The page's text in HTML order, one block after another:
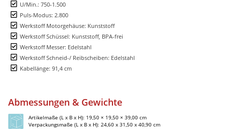
U/Min.: 750-1.500
Puls-Modus: 2.800
Werkstoff Motorgehäuse: Kunststoff
Werkstoff Schüssel: Kunststoff, BPA-frei
Werkstoff Messer: Edelstahl
Werkstoff Schneid-/ Reibscheiben: Edelstahl
Kabellänge: 91,4 cm
Abmessungen & Gewichte
Artikelmaße (L x B x H): 19,50 × 19,50 × 39,00 cm
Verpackungsmaße (L x B x H): 24,60 x 31,50 x 40,90 cm